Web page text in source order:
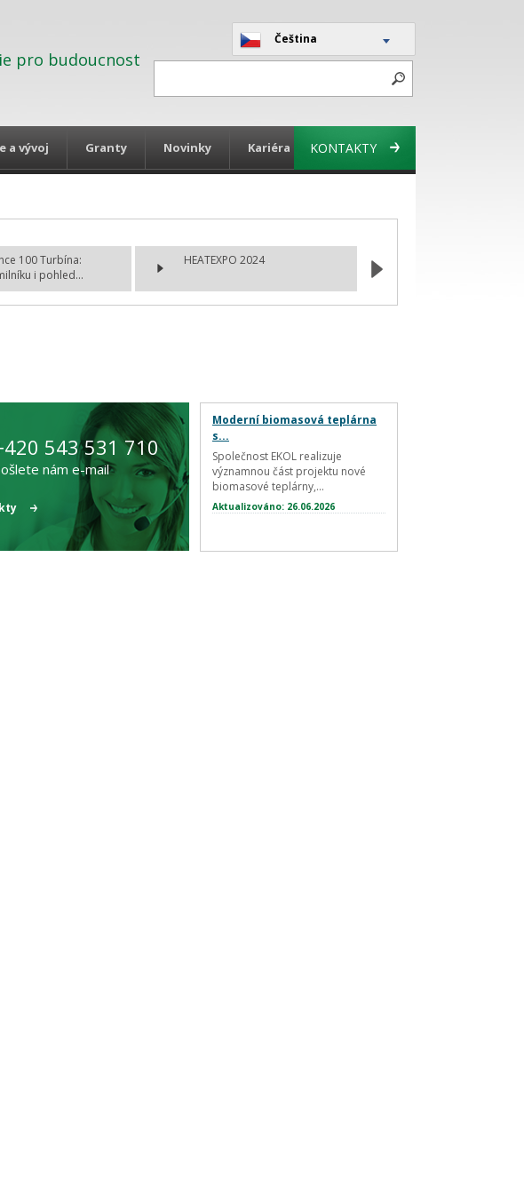
pro budoucnost
Čeština
a vývoj Granty Novinky Kariéra KONTAKTY
100 Turbína:
i pohled...
HEATEXPO 2024
543 531 710
nám e-mail
Moderní biomasová teplárna
s...
Společnost EKOL realizuje
významnou část projektu nové
biomasové teplárny,...
Aktualizováno: 26.06.2026